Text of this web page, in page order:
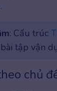
: Cấu trúc
tập vận
chủ